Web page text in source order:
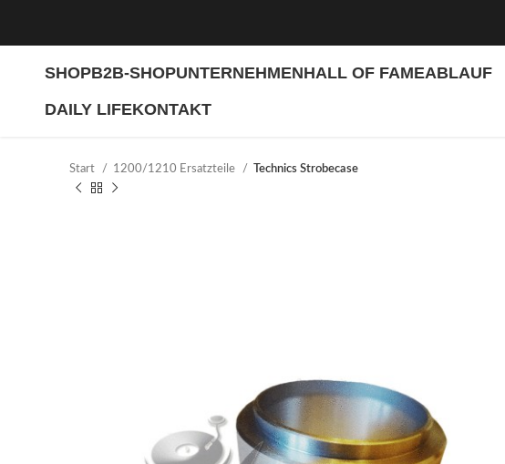
SHOPB2B-SHOPUNTERNEHMENHALL OF FAMEABLAUF
DAILY LIFEKONTAKT
Start 1200/1210 Ersatzteile Technics Strobecase